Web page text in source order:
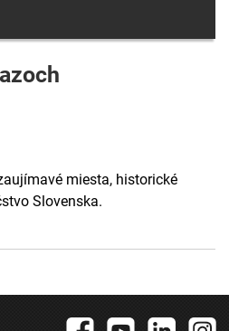
miesta, historické
Slovenska.